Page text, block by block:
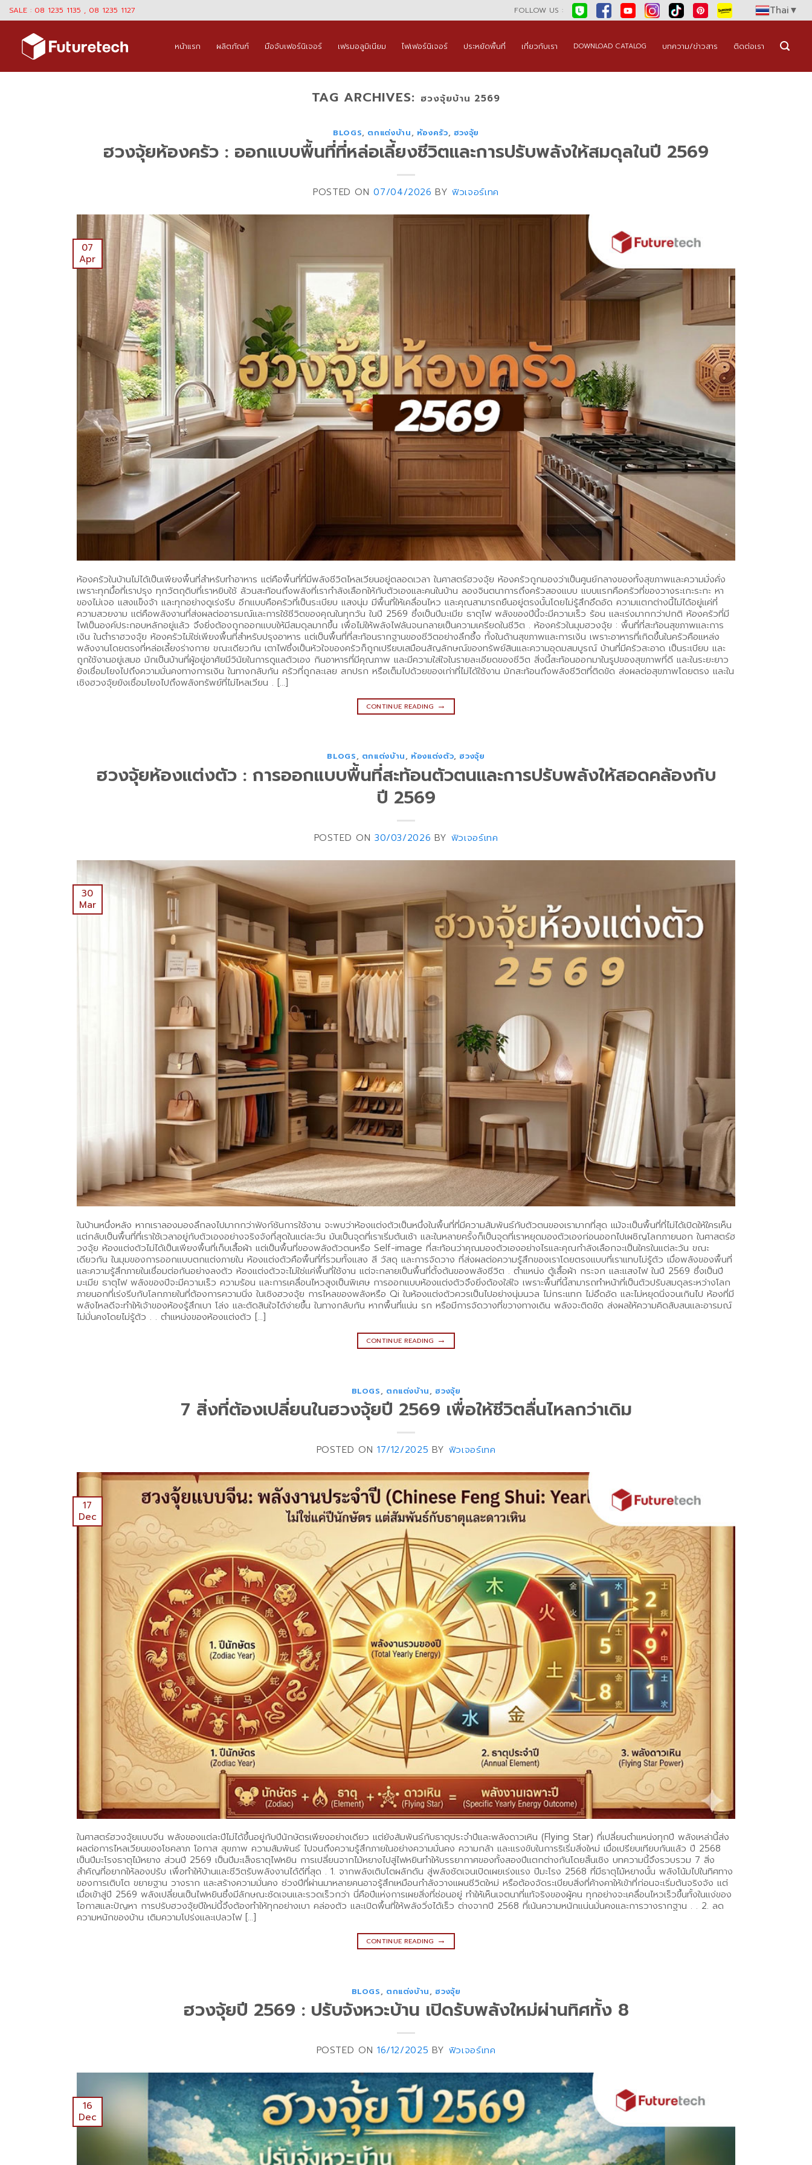
Skip
to
content
SALE : 08 1235 1135 , 08 1235 1127 FOLLOW US : Thai▼
หน้าแรก ผลิตภัณฑ์ มือจับเฟอร์นิเจอร์ เฟรมอลูมิเนียม ไฟเฟอร์นิเจอร์ ประหยัดพื้นที่ เกี่ยวกับเรา DOWNLOAD CATALOG บทความ/ข่าวสาร ติดต่อเรา
TAG ARCHIVES: ฮวงจุ้ยบ้าน 2569
BLOGS, ตกแต่งบ้าน, ห้องครัว, ฮวงจุ้ย
ฮวงจุ้ยห้องครัว : ออกแบบพื้นที่ที่หล่อเลี้ยงชีวิตและการปรับพลังให้สมดุลในปี 2569
POSTED ON07/04/2026 BYฟิวเจอร์เทค
07
Apr
ห้องครัวในบ้านไม่ได้เป็นเพียงพื้นที่สำหรับทำอาหาร แต่คือพื้นที่ที่มีพลังชีวิตไหลเวียนอยู่ตลอดเวลา ในศาสตร์ฮวงจุ้ย ห้องครัวถูกมองว่าเป็นศูนย์กลางของทั้งสุขภาพและความมั่งคั่ง
เพราะทุกมื้อที่เราปรุง ทุกวัตถุดิบที่เราหยิบใช้ ล้วนสะท้อนถึงพลังที่เรากำลังเลือกให้กับตัวเองและคนในบ้าน ลองจินตนาการถึงครัวสองแบบ แบบแรกคือครัวที่ของวางระเกะระกะ หา
ของไม่เจอ แสงแข็งจ้า และทุกอย่างดูเร่งรีบ อีกแบบคือครัวที่เป็นระเบียบ แสงนุ่ม มีพื้นที่ให้เคลื่อนไหว และคุณสามารถยืนอยู่ตรงนั้นโดยไม่รู้สึกอึดอัด ความแตกต่างนี้ไม่ได้อยู่แค่ที่
ความสวยงาม แต่คือพลังงานที่ส่งผลต่ออารมณ์และการใช้ชีวิตของคุณในทุกวัน ในปี 2569 ซึ่งเป็นปีมะเมีย ธาตุไฟ พลังของปีนี้จะมีความเร็ว ร้อน และเร่งมากกว่าปกติ ห้องครัวที่มี
ไฟเป็นองค์ประกอบหลักอยู่แล้ว จึงยิ่งต้องถูกออกแบบให้มีสมดุลมากขึ้น เพื่อไม่ให้พลังไฟล้นจนกลายเป็นความเครียดในชีวิต . ห้องครัวในมุมฮวงจุ้ย : พื้นที่ที่สะท้อนสุขภาพและการ
เงิน ในตำราฮวงจุ้ย ห้องครัวไม่ใช่เพียงพื้นที่สำหรับปรุงอาหาร แต่เป็นพื้นที่ที่สะท้อนรากฐานของชีวิตอย่างลึกซึ้ง ทั้งในด้านสุขภาพและการเงิน เพราะอาหารที่เกิดขึ้นในครัวคือแหล่ง
พลังงานโดยตรงที่หล่อเลี้ยงร่างกาย ขณะเดียวกัน เตาไฟซึ่งเป็นหัวใจของครัวก็ถูกเปรียบเสมือนสัญลักษณ์ของทรัพย์สินและความอุดมสมบูรณ์ บ้านที่มีครัวสะอาด เป็นระเบียบ และ
ถูกใช้งานอยู่เสมอ มักเป็นบ้านที่ผู้อยู่อาศัยมีวินัยในการดูแลตัวเอง กินอาหารที่มีคุณภาพ และมีความใส่ใจในรายละเอียดของชีวิต สิ่งนี้สะท้อนออกมาในรูปของสุขภาพที่ดี และในระยะยาว
ยังเชื่อมโยงไปถึงความมั่นคงทางการเงิน ในทางกลับกัน ครัวที่ถูกละเลย สกปรก หรือเต็มไปด้วยของเก่าที่ไม่ได้ใช้งาน มักสะท้อนถึงพลังชีวิตที่ติดขัด ส่งผลต่อสุขภาพโดยตรง และใน
เชิงฮวงจุ้ยยังเชื่อมโยงไปถึงพลังทรัพย์ที่ไม่ไหลเวียน . […]
CONTINUE READING →
BLOGS, ตกแต่งบ้าน, ห้องแต่งตัว, ฮวงจุ้ย
ฮวงจุ้ยห้องแต่งตัว : การออกแบบพื้นที่สะท้อนตัวตนและการปรับพลังให้สอดคล้องกับ
ปี 2569
POSTED ON 30/03/2026 BY ฟิวเจอร์เทค
30
Mar
ในบ้านหนึ่งหลัง หากเราลองมองลึกลงไปมากกว่าฟังก์ชันการใช้งาน จะพบว่าห้องแต่งตัวเป็นหนึ่งในพื้นที่ที่มีความสัมพันธ์กับตัวตนของเรามากที่สุด แม้จะเป็นพื้นที่ที่ไม่ได้เปิดให้ใครเห็น
แต่กลับเป็นพื้นที่ที่เราใช้เวลาอยู่กับตัวเองอย่างจริงจังที่สุดในแต่ละวัน มันเป็นจุดที่เราเริ่มต้นเช้า และในหลายครั้งก็เป็นจุดที่เราหยุดมองตัวเองก่อนออกไปเผชิญโลกภายนอก ในศาสตร์ฮ
วงจุ้ย ห้องแต่งตัวไม่ได้เป็นเพียงพื้นที่เก็บเสื้อผ้า แต่เป็นพื้นที่ของพลังตัวตนหรือ Self-image ที่สะท้อนว่าคุณมองตัวเองอย่างไรและคุณกำลังเลือกจะเป็นใครในแต่ละวัน ขณะ
เดียวกัน ในมุมของการออกแบบตกแต่งภายใน ห้องแต่งตัวคือพื้นที่ที่รวมทั้งแสง สี วัสดุ และการจัดวาง ที่ส่งผลต่อความรู้สึกของเราโดยตรงแบบที่เราแทบไม่รู้ตัว เมื่อพลังของพื้นที่
และความรู้สึกภายในเชื่อมต่อกันอย่างลงตัว ห้องแต่งตัวจะไม่ใช่แค่พื้นที่ใช้งาน แต่จะกลายเป็นพื้นที่ตั้งต้นของพลังชีวิต . ตำแหน่ง ตู้เสื้อผ้า กระจก และแสงไฟ ในปี 2569 ซึ่งเป็นปี
มะเมีย ธาตุไฟ พลังของปีจะมีความเร็ว ความร้อน และการเคลื่อนไหวสูงเป็นพิเศษ การออกแบบห้องแต่งตัวจึงยิ่งต้องใส่ใจ เพราะพื้นที่นี้สามารถทำหน้าที่เป็นตัวปรับสมดุลระหว่างโลก
ภายนอกที่เร่งรีบกับโลกภายในที่ต้องการความนิ่ง ในเชิงฮวงจุ้ย การไหลของพลังหรือ Qi ในห้องแต่งตัวควรเป็นไปอย่างนุ่มนวล ไม่กระแทก ไม่อึดอัด และไม่หยุดนิ่งจนเกินไป ห้องที่มี
พลังไหลดีจะทำให้เจ้าของห้องรู้สึกเบา โล่ง และตัดสินใจได้ง่ายขึ้น ในทางกลับกัน หากพื้นที่แน่น รก หรือมีการจัดวางที่ขวางทางเดิน พลังจะติดขัด ส่งผลให้ความคิดสับสนและอารมณ์
ไม่มั่นคงโดยไม่รู้ตัว . . ตำแหน่งของห้องแต่งตัว […]
CONTINUE READING →
BLOGS, ตกแต่งบ้าน, ฮวงจุ้ย
7 สิ่งที่ต้องเปลี่ยนในฮวงจุ้ยปี 2569 เพื่อให้ชีวิตลื่นไหลกว่าเดิม
POSTED ON 17/12/2025 BY ฟิวเจอร์เทค
17
Dec
ในศาสตร์ฮวงจุ้ยแบบจีน พลังของแต่ละปีไม่ได้ขึ้นอยู่กับปีนักษัตรเพียงอย่างเดียว แต่ยังสัมพันธ์กับธาตุประจำปีและพลังดาวเหิน (Flying Star) ที่เปลี่ยนตำแหน่งทุกปี พลังเหล่านี้ส่ง
ผลต่อการไหลเวียนของโชคลาภ โอกาส สุขภาพ ความสัมพันธ์ ไปจนถึงความรู้สึกภายในอย่างความมั่นคง ความกล้า และแรงขับในการริเริ่มสิ่งใหม่ เมื่อเปรียบเทียบกันแล้ว ปี 2568
เป็นปีมะโรงธาตุไม้หยาง ส่วนปี 2569 เป็นปีมะเส็งธาตุไฟหยิน การเปลี่ยนจากไม้หยางไปสู่ไฟหยินทำให้บรรยากาศของทั้งสองปีแตกต่างกันโดยสิ้นเชิง บทความนี้จึงรวบรวม 7 สิ่ง
สำคัญที่อยากให้ลองปรับ เพื่อทำให้บ้านและชีวิตรับพลังงานได้ดีที่สุด . 1. จากพลังเติบโตผลักดัน สู่พลังชัดเจนเปิดเผยเร่งแรง ปีมะโรง 2568 ที่มีธาตุไม้หยางนั้น พลังโน้มไปในทิศทาง
ของการเติบโต ขยายฐาน วางราก และสร้างความมั่นคง ช่วงปีที่ผ่านมาหลายคนอาจรู้สึกเหมือนกำลังวางแผนชีวิตใหม่ หรือต้องจัดระเบียบสิ่งที่ค้างคาให้เข้าที่ก่อนจะเริ่มต้นจริงจัง แต่
เมื่อเข้าสู่ปี 2569 พลังเปลี่ยนเป็นไฟหยินซึ่งมีลักษณะชัดเจนและรวดเร็วกว่า นี่คือปีแห่งการเผยสิ่งที่ซ่อนอยู่ ทำให้เห็นเจตนาที่แท้จริงของผู้คน ทุกอย่างจะเคลื่อนไหวเร็วขึ้นทั้งในแง่ของ
โอกาสและปัญหา การปรับฮวงจุ้ยปีใหม่นี้จึงต้องทำให้ทุกอย่างเบา คล่องตัว และเปิดพื้นที่ให้พลังวิ่งได้เร็ว ต่างจากปี 2568 ที่เน้นความหนักแน่นมั่นคงและการวางรากฐาน . . 2. ลด
ความหนักของบ้าน เติมความโปร่งและเปลวไฟ […]
CONTINUE READING →
BLOGS, ตกแต่งบ้าน, ฮวงจุ้ย
ฮวงจุ้ยปี 2569 : ปรับจังหวะบ้าน เปิดรับพลังใหม่ผ่านทิศทั้ง 8
POSTED ON 16/12/2025 BY ฟิวเจอร์เทค
16
Dec